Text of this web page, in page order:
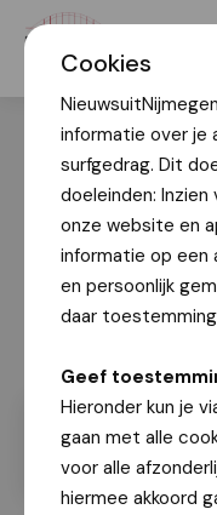
Cookies
informatie over je
surfgedrag. Dit
doeleinden:
onze website en
informatie op een
en persoonlijk
daar
Geef
Hieronder kun je
gaan met alle
voor alle
hiermee akkoord